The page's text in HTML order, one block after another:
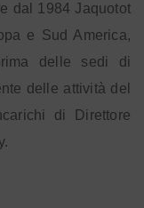
dal 1984 Jaquotot
e Sud America,
delle sedi di
delle attività del
di Direttore